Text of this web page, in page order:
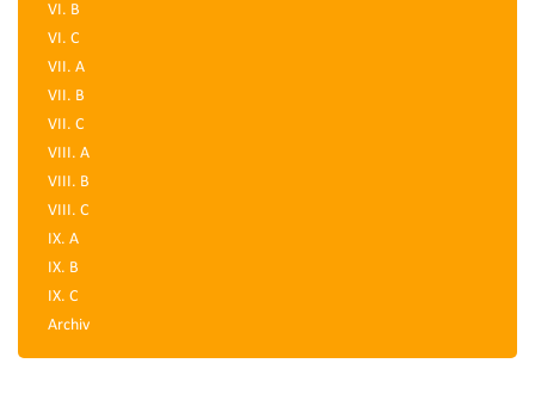
VI. B
VI. C
VII. A
VII. B
VII. C
VIII. A
VIII. B
VIII. C
IX. A
IX. B
IX. C
Archiv